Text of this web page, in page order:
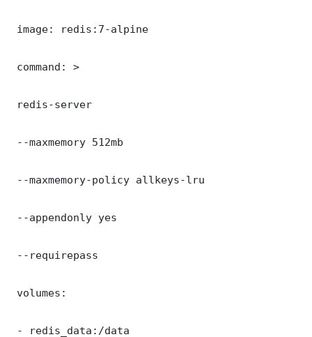
image: redis:7-alpine
command: >
redis-server
--maxmemory 512mb
--maxmemory-policy allkeys-lru
--appendonly yes
--requirepass
volumes:
- redis_data:/data